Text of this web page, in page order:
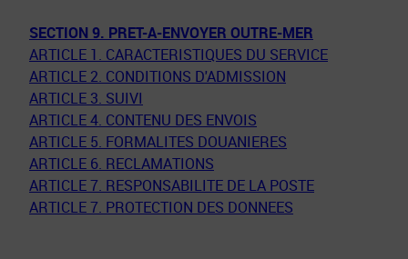
SECTION 9. PRET-A-ENVOYER OUTRE-MER
ARTICLE 1. CARACTERISTIQUES DU SERVICE
ARTICLE 2. CONDITIONS D'ADMISSION
ARTICLE 3. SUIVI
ARTICLE 4. CONTENU DES ENVOIS
ARTICLE 5. FORMALITES DOUANIERES
ARTICLE 6. RECLAMATIONS
ARTICLE 7. RESPONSABILITE DE LA POSTE
ARTICLE 7. PROTECTION DES DONNEES